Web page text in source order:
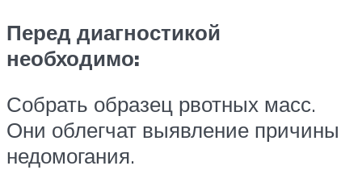
Перед диагностикой
необходимо:
Собрать образец рвотных масс.
Они облегчат выявление причины
недомогания.